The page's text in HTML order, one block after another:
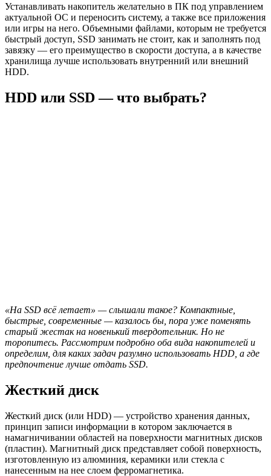
Устанавливать накопитель желательно в ПК под управлением
актуальной ОС и переносить систему, а также все приложения
или игры на него. Объемными файлами, которым не требуется
быстрый доступ, SSD занимать не стоит, как и заполнять под
завязку — его преимущество в скорости доступа, а в качестве
хранилища лучше использовать внутренний или внешний
HDD.
HDD или SSD — что выбрать?
«На SSD всё летает» — слышали такое? Компактные,
быстрые, современные — казалось бы, пора уже поменять
старый жестак на новенький твердотельник. Но не
торопитесь. Рассмотрим подробно оба вида накопителей и
определим, для каких задач разумно использовать HDD, а где
предпочтение лучше отдать SSD.
Жесткий диск
Жесткий диск (или HDD) — устройство хранения данных,
принцип записи информации в котором заключается в
намагничивании областей на поверхности магнитных дисков
(пластин). Магнитный диск представляет собой поверхность,
изготовленную из алюминия, керамики или стекла с
нанесенным на нее слоем ферромагнетика.